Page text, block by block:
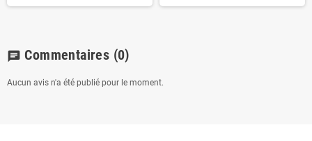
chat Commentaires (0)
Aucun avis n'a été publié pour le moment.